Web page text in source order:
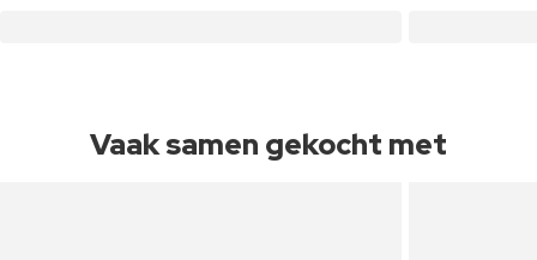
Vaak samen gekocht met